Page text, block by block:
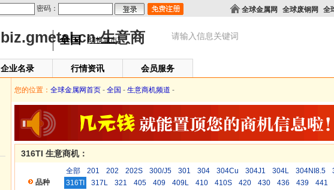
密码： 全球金属网 全球废钢网 全
全国 [切换城市]
企业名录 行情资讯 会员服务
您的位置： 全球金属网首页 - 全国 - 生意商机频道 -
316TI 生意商机：
品种
全部 201 202 202S 300/J5 301 304 304Cu 304J1 304L 304NI8.5
316TI
317L 321 405 409 409L 410 410S 420 430 436 439
441